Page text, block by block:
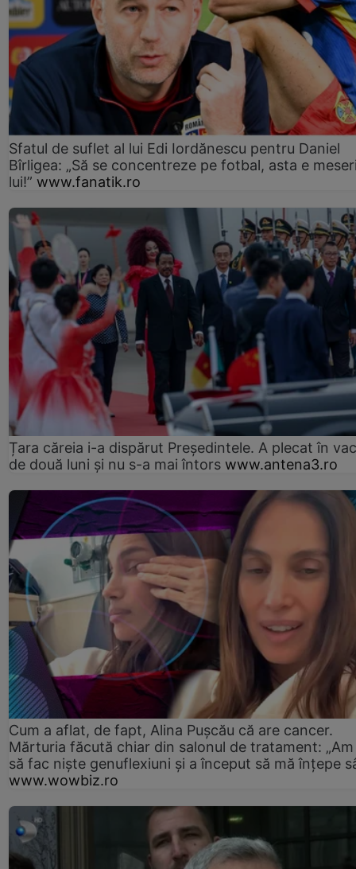
Sfatul de suflet al lui Edi Iordănescu pentru Daniel
Bîrligea: „Să se concentreze pe fotbal, asta e
lui!” www.fanatik.ro
Țara căreia i-a dispărut Președintele. A plecat în
de două luni și nu s-a mai întors www.antena3.ro
Cum a aflat, de fapt, Alina Pușcău că are cancer.
Mărturia făcută chiar din salonul de tratament:
să fac niște genuflexiuni și a început să mă înțepe
www.wowbiz.ro